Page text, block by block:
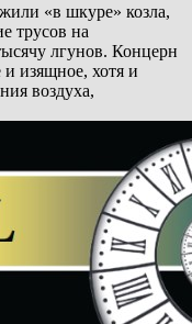
«в шкуре» козла,
трусов на
лгунов. Концерн
и изящное, хотя и
воздуха,